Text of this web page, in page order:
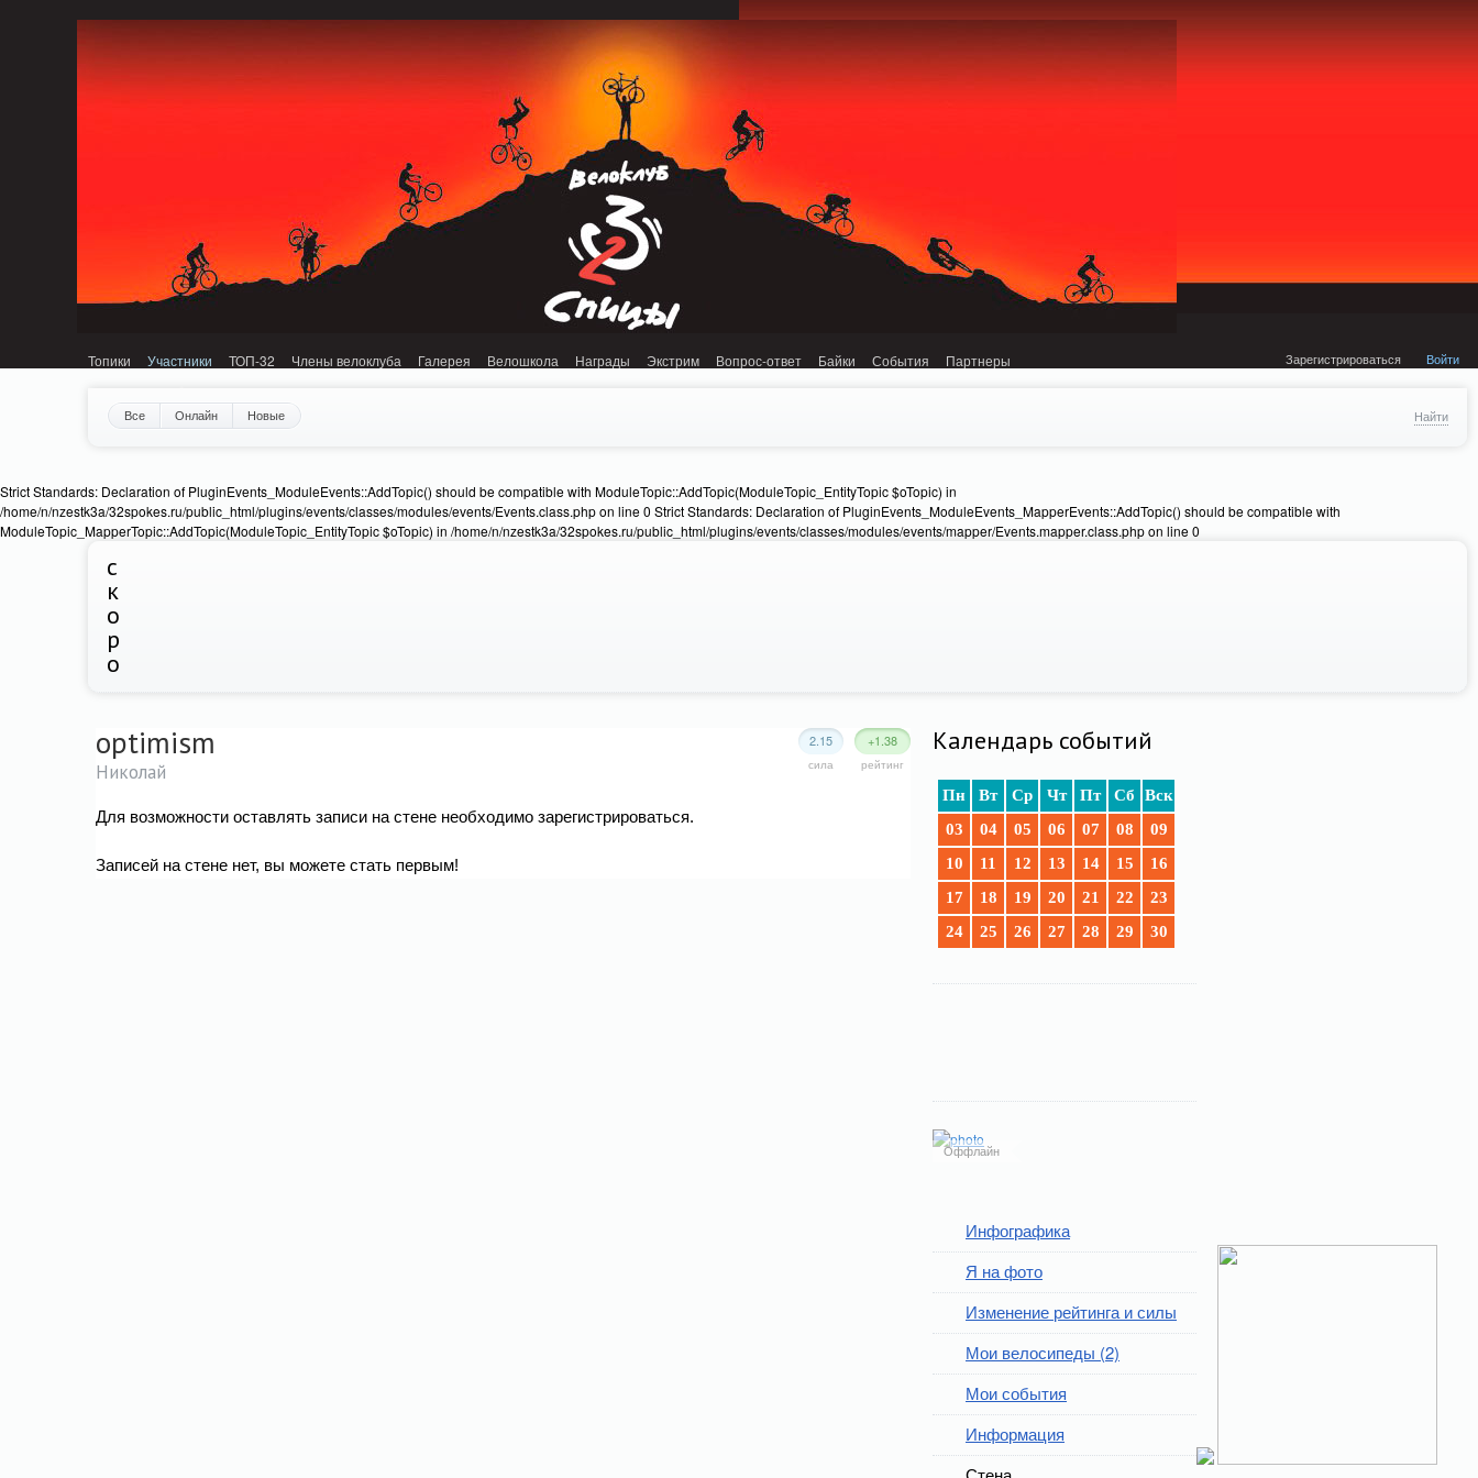
Топики Участники ТОП-32 Члены велоклуба Галерея Велошкола Награды Экстрим Вопрос-ответ Байки События Партнеры Зарегистрироваться Войти
Все Онлайн Новые Найти
Strict Standards: Declaration of PluginEvents_ModuleEvents::AddTopic() should be compatible with ModuleTopic::AddTopic(ModuleTopic_EntityTopic $oTopic) in
/home/n/nzestk3a/32spokes.ru/public_html/plugins/events/classes/modules/events/Events.class.php on line 0 Strict Standards: Declaration of PluginEvents_ModuleEvents_MapperEvents::AddTopic() should be compatible with
ModuleTopic_MapperTopic::AddTopic(ModuleTopic_EntityTopic $oTopic) in /home/n/nzestk3a/32spokes.ru/public_html/plugins/events/classes/modules/events/mapper/Events.mapper.class.php on line 0
с
к
о
р
о
Календарь событий
Пн Вт Ср Чт Пт Сб
Вск
03
04 05 06 07 08
09
10
11 12 13 14 15
16
17
18 19 20 21 22
23
24
25 26 27 28 29 30
Оффлайн
Инфографика
Я на фото
Изменение рейтинга и силы
Мои велосипеды (2)
Мои события
Информация
+1.38
рейтинг
2.15
сила
optimism
Николай
Для возможности оставлять записи на стене необходимо зарегистрироваться.
Записей на стене нет, вы можете стать первым!